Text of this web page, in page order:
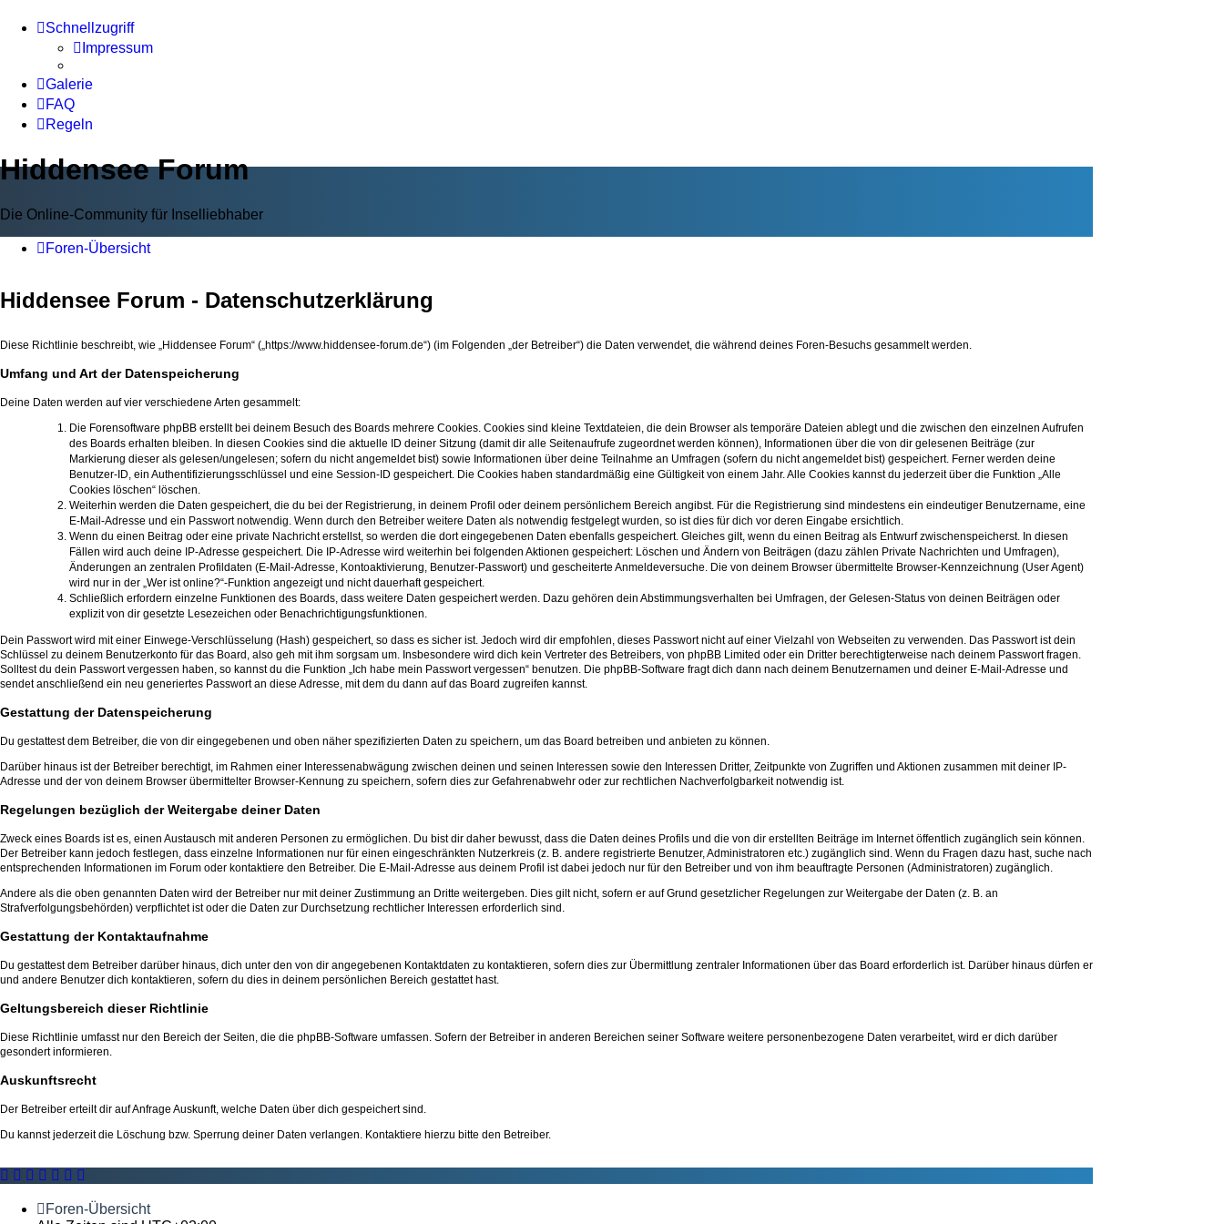
Schnellzugriff
Impressum
Galerie
FAQ
Regeln
Hiddensee Forum
Die Online-Community für Inselliebhaber
Foren-Übersicht
Hiddensee Forum - Datenschutzerklärung
Diese Richtlinie beschreibt, wie „Hiddensee Forum“ („https://www.hiddensee-forum.de“) (im Folgenden „der Betreiber“) die Daten verwendet, die während deines Foren-Besuchs gesammelt werden.
Umfang und Art der Datenspeicherung
Deine Daten werden auf vier verschiedene Arten gesammelt:
Die Forensoftware phpBB erstellt bei deinem Besuch des Boards mehrere Cookies. Cookies sind kleine Textdateien, die dein Browser als temporäre Dateien ablegt und die zwischen den einzelnen Aufrufen
des Boards erhalten bleiben. In diesen Cookies sind die aktuelle ID deiner Sitzung (damit dir alle Seitenaufrufe zugeordnet werden können), Informationen über die von dir gelesenen Beiträge (zur
Markierung dieser als gelesen/ungelesen; sofern du nicht angemeldet bist) sowie Informationen über deine Teilnahme an Umfragen (sofern du nicht angemeldet bist) gespeichert. Ferner werden deine
Benutzer-ID, ein Authentifizierungsschlüssel und eine Session-ID gespeichert. Die Cookies haben standardmäßig eine Gültigkeit von einem Jahr. Alle Cookies kannst du jederzeit über die Funktion „Alle
Cookies löschen“ löschen.
Weiterhin werden die Daten gespeichert, die du bei der Registrierung, in deinem Profil oder deinem persönlichem Bereich angibst. Für die Registrierung sind mindestens ein eindeutiger Benutzername, eine
E-Mail-Adresse und ein Passwort notwendig. Wenn durch den Betreiber weitere Daten als notwendig festgelegt wurden, so ist dies für dich vor deren Eingabe ersichtlich.
Wenn du einen Beitrag oder eine private Nachricht erstellst, so werden die dort eingegebenen Daten ebenfalls gespeichert. Gleiches gilt, wenn du einen Beitrag als Entwurf zwischenspeicherst. In diesen
Fällen wird auch deine IP-Adresse gespeichert. Die IP-Adresse wird weiterhin bei folgenden Aktionen gespeichert: Löschen und Ändern von Beiträgen (dazu zählen Private Nachrichten und Umfragen),
Änderungen an zentralen Profildaten (E-Mail-Adresse, Kontoaktivierung, Benutzer-Passwort) und gescheiterte Anmeldeversuche. Die von deinem Browser übermittelte Browser-Kennzeichnung (User Agent)
wird nur in der „Wer ist online?“-Funktion angezeigt und nicht dauerhaft gespeichert.
Schließlich erfordern einzelne Funktionen des Boards, dass weitere Daten gespeichert werden. Dazu gehören dein Abstimmungsverhalten bei Umfragen, der Gelesen-Status von deinen Beiträgen oder
explizit von dir gesetzte Lesezeichen oder Benachrichtigungsfunktionen.
Dein Passwort wird mit einer Einwege-Verschlüsselung (Hash) gespeichert, so dass es sicher ist. Jedoch wird dir empfohlen, dieses Passwort nicht auf einer Vielzahl von Webseiten zu verwenden. Das Passwort ist dein
Schlüssel zu deinem Benutzerkonto für das Board, also geh mit ihm sorgsam um. Insbesondere wird dich kein Vertreter des Betreibers, von phpBB Limited oder ein Dritter berechtigterweise nach deinem Passwort fragen.
Solltest du dein Passwort vergessen haben, so kannst du die Funktion „Ich habe mein Passwort vergessen“ benutzen. Die phpBB-Software fragt dich dann nach deinem Benutzernamen und deiner E-Mail-Adresse und
sendet anschließend ein neu generiertes Passwort an diese Adresse, mit dem du dann auf das Board zugreifen kannst.
Gestattung der Datenspeicherung
Du gestattest dem Betreiber, die von dir eingegebenen und oben näher spezifizierten Daten zu speichern, um das Board betreiben und anbieten zu können.
Darüber hinaus ist der Betreiber berechtigt, im Rahmen einer Interessenabwägung zwischen deinen und seinen Interessen sowie den Interessen Dritter, Zeitpunkte von Zugriffen und Aktionen zusammen mit deiner IP-
Adresse und der von deinem Browser übermittelter Browser-Kennung zu speichern, sofern dies zur Gefahrenabwehr oder zur rechtlichen Nachverfolgbarkeit notwendig ist.
Regelungen bezüglich der Weitergabe deiner Daten
Zweck eines Boards ist es, einen Austausch mit anderen Personen zu ermöglichen. Du bist dir daher bewusst, dass die Daten deines Profils und die von dir erstellten Beiträge im Internet öffentlich zugänglich sein können.
Der Betreiber kann jedoch festlegen, dass einzelne Informationen nur für einen eingeschränkten Nutzerkreis (z. B. andere registrierte Benutzer, Administratoren etc.) zugänglich sind. Wenn du Fragen dazu hast, suche nach
entsprechenden Informationen im Forum oder kontaktiere den Betreiber. Die E-Mail-Adresse aus deinem Profil ist dabei jedoch nur für den Betreiber und von ihm beauftragte Personen (Administratoren) zugänglich.
Andere als die oben genannten Daten wird der Betreiber nur mit deiner Zustimmung an Dritte weitergeben. Dies gilt nicht, sofern er auf Grund gesetzlicher Regelungen zur Weitergabe der Daten (z. B. an
Strafverfolgungsbehörden) verpflichtet ist oder die Daten zur Durchsetzung rechtlicher Interessen erforderlich sind.
Gestattung der Kontaktaufnahme
Du gestattest dem Betreiber darüber hinaus, dich unter den von dir angegebenen Kontaktdaten zu kontaktieren, sofern dies zur Übermittlung zentraler Informationen über das Board erforderlich ist. Darüber hinaus dürfen er
und andere Benutzer dich kontaktieren, sofern du dies in deinem persönlichen Bereich gestattet hast.
Geltungsbereich dieser Richtlinie
Diese Richtlinie umfasst nur den Bereich der Seiten, die die phpBB-Software umfassen. Sofern der Betreiber in anderen Bereichen seiner Software weitere personenbezogene Daten verarbeitet, wird er dich darüber
gesondert informieren.
Auskunftsrecht
Der Betreiber erteilt dir auf Anfrage Auskunft, welche Daten über dich gespeichert sind.
Du kannst jederzeit die Löschung bzw. Sperrung deiner Daten verlangen. Kontaktiere hierzu bitte den Betreiber.
Foren-Übersicht